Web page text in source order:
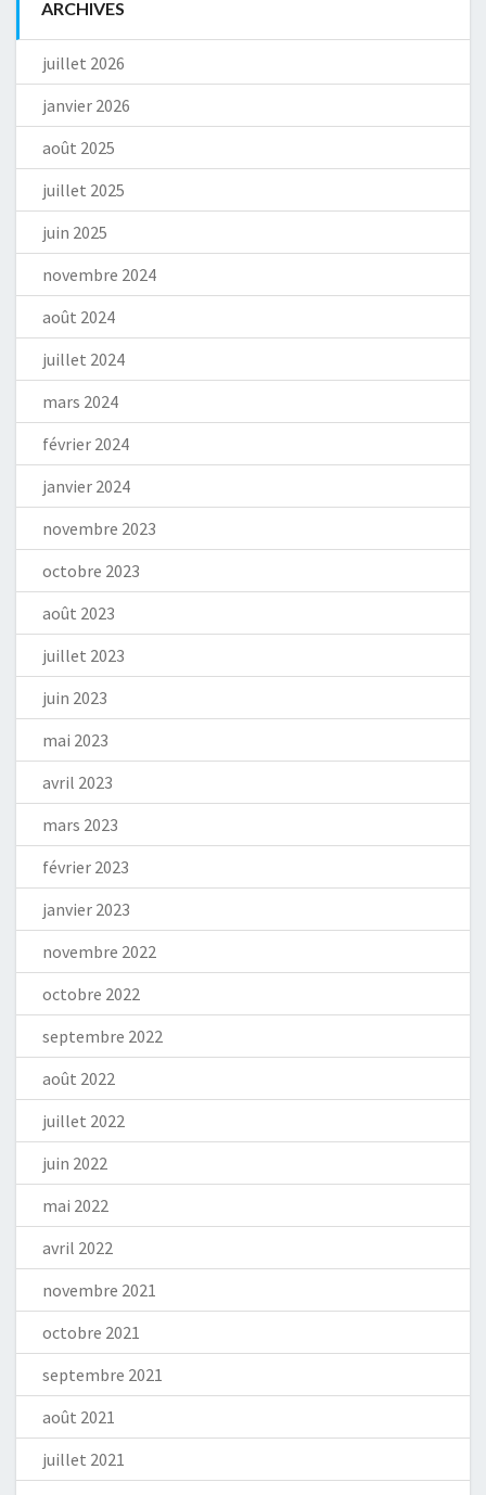
ARCHIVES
juillet 2026
janvier 2026
août 2025
juillet 2025
juin 2025
novembre 2024
août 2024
juillet 2024
mars 2024
février 2024
janvier 2024
novembre 2023
octobre 2023
août 2023
juillet 2023
juin 2023
mai 2023
avril 2023
mars 2023
février 2023
janvier 2023
novembre 2022
octobre 2022
septembre 2022
août 2022
juillet 2022
juin 2022
mai 2022
avril 2022
novembre 2021
octobre 2021
septembre 2021
août 2021
juillet 2021